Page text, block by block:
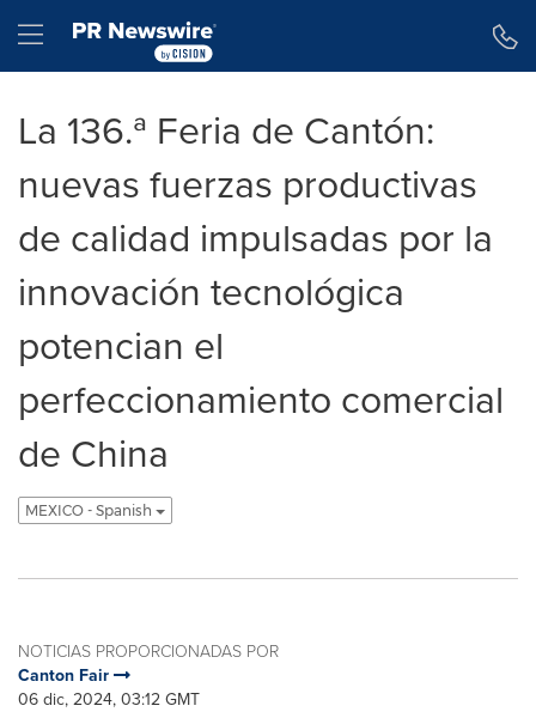
Hamburger menu
La 136.ª Feria de Cantón:
nuevas fuerzas productivas
de calidad impulsadas por la
innovación tecnológica
potencian el
perfeccionamiento comercial
de China
MEXICO - Spanish
NOTICIAS PROPORCIONADAS POR
Canton Fair
06 dic, 2024, 03:12 GMT